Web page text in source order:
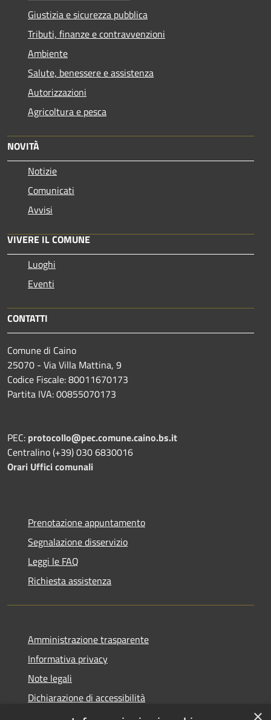
Giustizia e sicurezza pubblica
Tributi, finanze e contravvenzioni
Ambiente
Salute, benessere e assistenza
Autorizzazioni
Agricoltura e pesca
NOVITÀ
Notizie
Comunicati
Avvisi
VIVERE IL COMUNE
Luoghi
Eventi
CONTATTI
Comune di Caino
25070 - Via Villa Mattina, 9
Codice Fiscale: 80011670173
Partita IVA: 00855070173
PEC: protocollo@pec.comune.caino.bs.it
Centralino (+39) 030 6830016
Orari Uffici comunali
Prenotazione appuntamento
Segnalazione disservizio
Leggi le FAQ
Richiesta assistenza
Amministrazione trasparente
Informativa privacy
Note legali
Dichiarazione di accessibilità